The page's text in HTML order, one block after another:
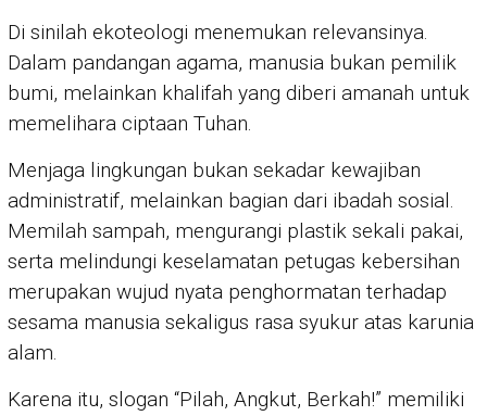
Di sinilah ekoteologi menemukan relevansinya.
Dalam pandangan agama, manusia bukan pemilik
bumi, melainkan khalifah yang diberi amanah untuk
memelihara ciptaan Tuhan.
Menjaga lingkungan bukan sekadar kewajiban
administratif, melainkan bagian dari ibadah sosial.
Memilah sampah, mengurangi plastik sekali pakai,
serta melindungi keselamatan petugas kebersihan
merupakan wujud nyata penghormatan terhadap
sesama manusia sekaligus rasa syukur atas karunia
alam.
Karena itu, slogan “Pilah, Angkut, Berkah!” memiliki